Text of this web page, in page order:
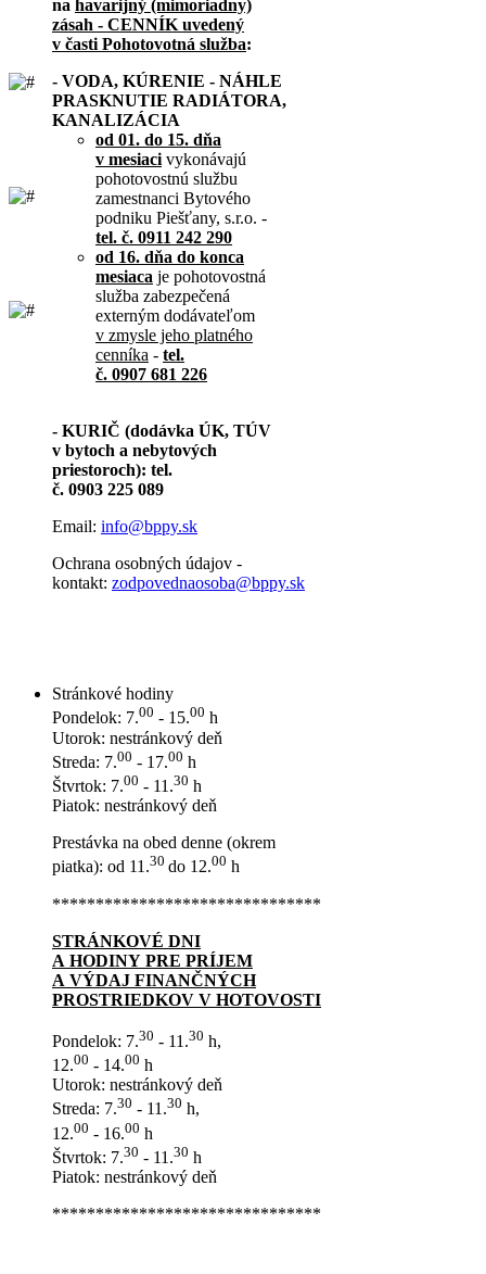
na havarijný (mimoriadny)
zásah - CENNÍK uvedený
v časti Pohotovotná služba:
- VODA, KÚRENIE - NÁHLE
PRASKNUTIE RADIÁTORA,
KANALIZÁCIA
od 01. do 15. dňa
v mesiaci vykonávajú
pohotovostnú službu
zamestnanci Bytového
podniku Piešťany, s.r.o. -
tel. č. 0911 242 290
od 16. dňa do konca
mesiaca je pohotovostná
služba zabezpečená
externým dodávateľom
v zmysle jeho platného
cenníka - tel.
č. 0907 681 226
- KURIČ (dodávka ÚK, TÚV
v bytoch a nebytových
priestoroch): tel.
č. 0903 225 089
Email: info@bppy.sk
Ochrana osobných údajov -
kontakt: zodpovednaosoba@bppy.sk
Stránkové hodiny
Pondelok: 7.00 - 15.00 h
Utorok: nestránkový deň
Streda: 7.00 - 17.00 h
Štvrtok: 7.00 - 11.30 h
Piatok: nestránkový deň
Prestávka na obed denne (okrem
piatka): od 11.30 do 12.00 h
*******************************
STRÁNKOVÉ DNI
A HODINY PRE PRÍJEM
A VÝDAJ FINANČNÝCH
PROSTRIEDKOV V HOTOVOSTI
Pondelok: 7.30 - 11.30 h,
12.00 - 14.00 h
Utorok: nestránkový deň
Streda: 7.30 - 11.30 h,
12.00 - 16.00 h
Štvrtok: 7.30 - 11.30 h
Piatok: nestránkový deň
*******************************